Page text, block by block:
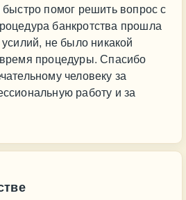
помог решить вопрос с
банкротства прошла
не было никакой
процедуры. Спасибо
человеку за
работу и за